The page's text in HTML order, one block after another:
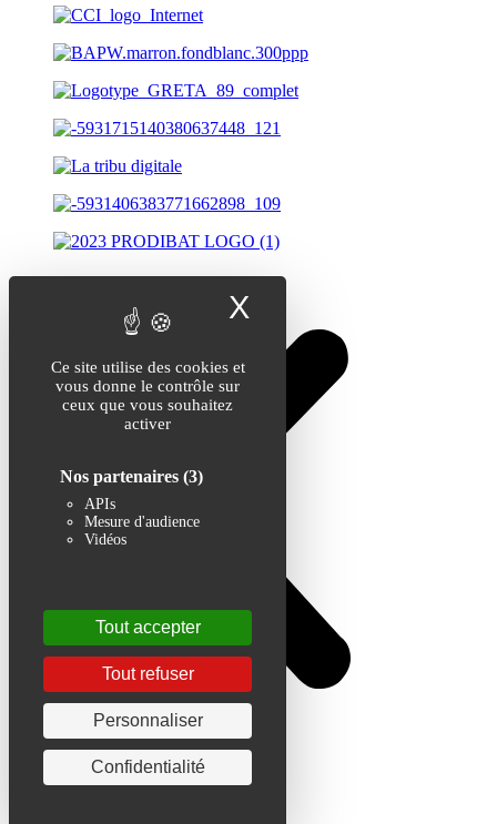
Ce site utilise des cookies et
vous donne le contrôle sur
ceux que vous souhaitez
activer
Nos partenaires (3)
APIs
Mesure d'audience
Vidéos
Tout accepter
Tout refuser
Personnaliser
Confidentialité
X